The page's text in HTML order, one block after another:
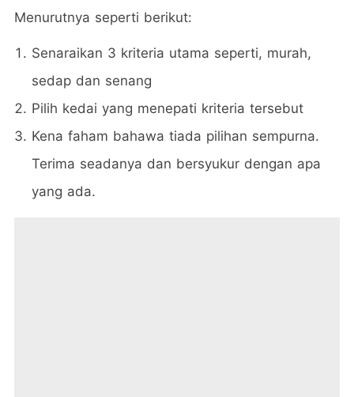
Menurutnya seperti berikut:
Senaraikan 3 kriteria utama seperti, murah,
sedap dan senang
Pilih kedai yang menepati kriteria tersebut
Kena faham bahawa tiada pilihan sempurna.
Terima seadanya dan bersyukur dengan apa
yang ada.